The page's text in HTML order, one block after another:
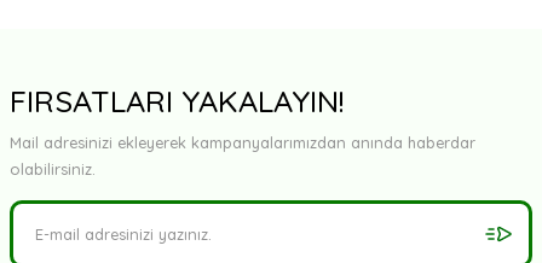
FIRSATLARI YAKALAYIN!
Mail adresinizi ekleyerek kampanyalarımızdan anında haberdar
olabilirsiniz.